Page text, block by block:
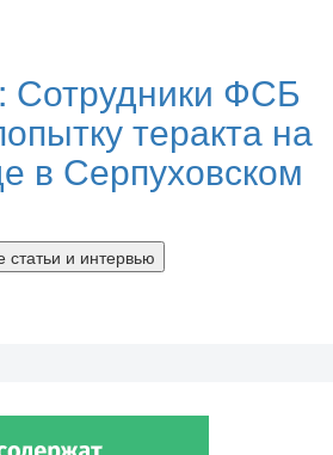
Сотрудники ФСБ
теракта на
в Серпуховском
статьи и интервью